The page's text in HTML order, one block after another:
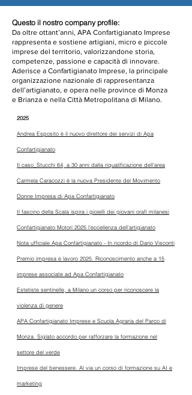
Questo il nostro company profile:
Da oltre ottant’anni, APA Confartigianato Imprese
rappresenta e sostiene artigiani, micro e piccole
imprese del territorio, valorizzandone storia,
competenze, passione e capacità di innovare.
Aderisce a Confartigianato Imprese, la principale
organizzazione nazionale di rappresentanza
dell’artigianato, e opera nelle province di Monza
e Brianza e nella Città Metropolitana di Milano.
2025
​Andrea Esposito è il nuovo direttore dei servizi di Apa
Confartigianato
Il caso_Stucchi 64, a 30 anni dalla riqualificazione dell'area
Carmela Caracozzi è la nuova Presidente del Movimento
Donne Impresa di Apa Confartigianato
Il fascino della Scala ispira i gioielli dei giovani orafi milanesi
Confartigianato Motori 2025 l'eccellenza dell'artigianato
Nota ufficiale Apa Confartigianato - In ricordo di Dario Visconti
Premio impresa e lavoro 2025. Riconoscimento anche a 15
imprese associate ad Apa Confartigianato
Estetiste sentinelle, a Milano un corso per riconoscere la
violenza di genere
APA Confartigianato Imprese e Scuola Agraria del Parco di
Monza. Siglato accordo per rafforzare la formazione nel
settore del verde
Imprese del benessere. Al via un corso di formazione su AI e
marketing